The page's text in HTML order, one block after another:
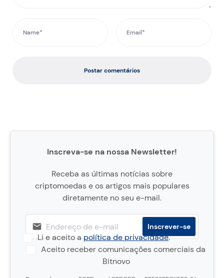
Postar comentários
Inscreva-se na nossa Newsletter!
Receba as últimas notícias sobre
criptomoedas e os artigos mais populares
diretamente no seu e-mail.
Li e aceito apolítica de privacidade.
Aceito receber comunicações comerciais da
Bitnovo